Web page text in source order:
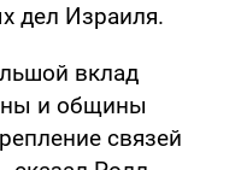
дел Израиля.
вклад
и общины
связей